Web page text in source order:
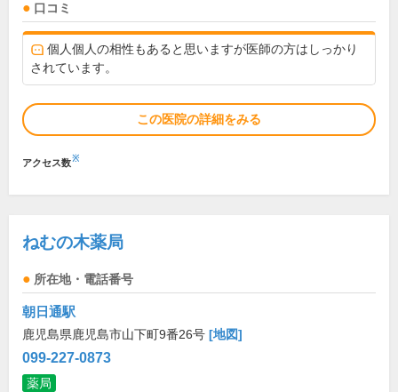
口コミ
個人個人の相性もあると思いますが医師の方はしっかり
されています。
この医院の詳細をみる
アクセス数※
ねむの木薬局
所在地・電話番号
朝日通駅
鹿児島県鹿児島市山下町9番26号 [地図]
099-227-0873
薬局